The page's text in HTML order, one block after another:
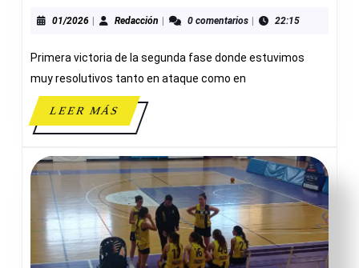
A
26
C.B.
JAVEA
01/202601/2026Redacción Redacción0 comentarios 22:15
Primera victoria de la segunda fase donde estuvimos
muy resolutivos tanto en ataque como en
LEER MÁSLEER
MÁS